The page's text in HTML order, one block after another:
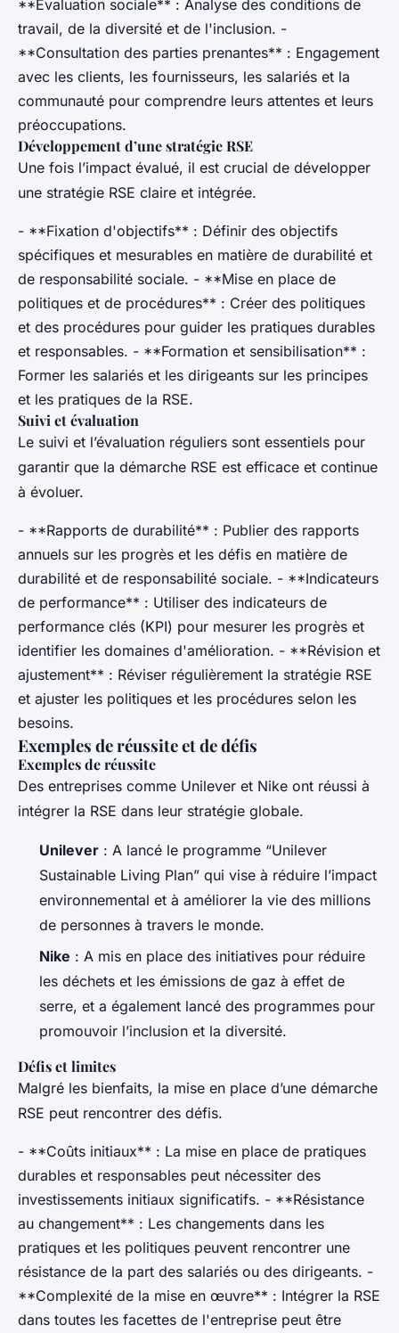
**Évaluation sociale** : Analyse des conditions de
travail, de la diversité et de l'inclusion. -
**Consultation des parties prenantes** : Engagement
avec les clients, les fournisseurs, les salariés et la
communauté pour comprendre leurs attentes et leurs
préoccupations.
Développement d’une stratégie RSE
Une fois l’impact évalué, il est crucial de développer
une stratégie RSE claire et intégrée.
- **Fixation d'objectifs** : Définir des objectifs
spécifiques et mesurables en matière de durabilité et
de responsabilité sociale. - **Mise en place de
politiques et de procédures** : Créer des politiques
et des procédures pour guider les pratiques durables
et responsables. - **Formation et sensibilisation** :
Former les salariés et les dirigeants sur les principes
et les pratiques de la RSE.
Suivi et évaluation
Le suivi et l’évaluation réguliers sont essentiels pour
garantir que la démarche RSE est efficace et continue
à évoluer.
- **Rapports de durabilité** : Publier des rapports
annuels sur les progrès et les défis en matière de
durabilité et de responsabilité sociale. - **Indicateurs
de performance** : Utiliser des indicateurs de
performance clés (KPI) pour mesurer les progrès et
identifier les domaines d'amélioration. - **Révision et
ajustement** : Réviser régulièrement la stratégie RSE
et ajuster les politiques et les procédures selon les
besoins.
Exemples de réussite et de défis
Exemples de réussite
Des entreprises comme Unilever et Nike ont réussi à
intégrer la RSE dans leur stratégie globale.
Unilever : A lancé le programme “Unilever
Sustainable Living Plan” qui vise à réduire l’impact
environnemental et à améliorer la vie des millions
de personnes à travers le monde.
Nike : A mis en place des initiatives pour réduire
les déchets et les émissions de gaz à effet de
serre, et a également lancé des programmes pour
promouvoir l’inclusion et la diversité.
Défis et limites
Malgré les bienfaits, la mise en place d’une démarche
RSE peut rencontrer des défis.
- **Coûts initiaux** : La mise en place de pratiques
durables et responsables peut nécessiter des
investissements initiaux significatifs. - **Résistance
au changement** : Les changements dans les
pratiques et les politiques peuvent rencontrer une
résistance de la part des salariés ou des dirigeants. -
**Complexité de la mise en œuvre** : Intégrer la RSE
dans toutes les facettes de l'entreprise peut être